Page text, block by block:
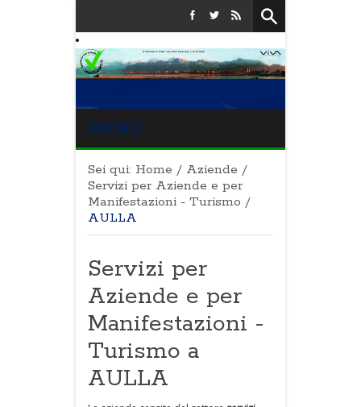
MENU
Sei qui: Home / Aziende /
Servizi per Aziende e per
Manifestazioni - Turismo /
AULLA
Servizi per
Aziende e per
Manifestazioni -
Turismo a
AULLA